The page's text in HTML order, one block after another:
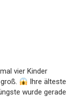
vier Kinder
Ihre älteste
wurde gerade